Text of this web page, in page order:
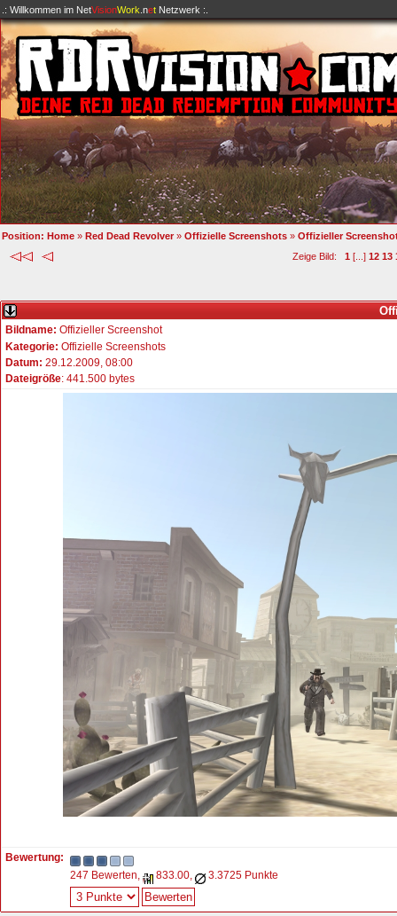
.: Willkommen im NetVisionWork .netNetzwerk :.
Position: Home » Red Dead Revolver» Offizielle Screenshots » Offizieller
Zeige Bild: 1 [...] 12 13
Bildname: Offizieller Screenshot
Kategorie: Offizielle Screenshots
Datum: 29.12.2009, 08:00
Dateigröße: 441.500 bytes
Bewertung:
247 Bewerten,
833.00, 3.3725 Punkte